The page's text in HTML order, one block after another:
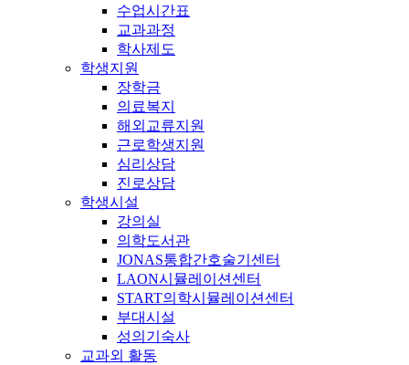
수업시간표
교과과정
학사제도
학생지원
장학금
의료복지
해외교류지원
근로학생지원
심리상담
진로상담
학생시설
강의실
의학도서관
JONAS통합간호술기센터
LAON시뮬레이션센터
START의학시뮬레이션센터
부대시설
성의기숙사
교과외 활동